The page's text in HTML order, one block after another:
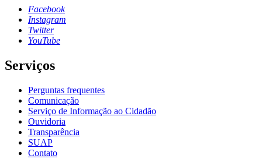
Facebook
Instagram
Twitter
YouTube
Serviços
Perguntas frequentes
Comunicação
Serviço de Informação ao Cidadão
Ouvidoria
Transparência
SUAP
Contato